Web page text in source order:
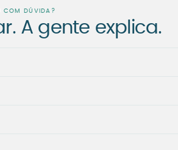
COM DÚVIDA?
A gente explica.